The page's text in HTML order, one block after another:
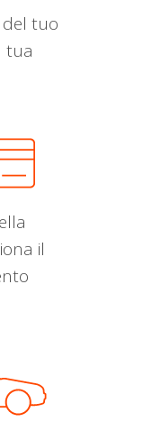
del tuo
tua
il